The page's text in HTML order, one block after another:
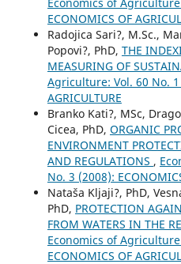
ECONOMICS OF
Radojica Sari?, M.Sc.,
Popovi?, PhD, THE
MEASURING OF
Agriculture: Vol. 60 No. 1
AGRICULTURE
Branko Kati?, MSc,
Cicea, PhD, ORGANIC
ENVIRONMENT
AND REGULATIONS ,
No. 3 (2008):
Nataša Kljaji?, PhD,
PhD, PROTECTION
FROM WATERS IN THE
Economics of
ECONOMICS OF